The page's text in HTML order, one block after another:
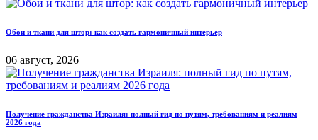
Обои и ткани для штор: как создать гармоничный интерьер
06 август, 2026
Получение гражданства Израиля: полный гид по путям, требованиям и реалиям
2026 года